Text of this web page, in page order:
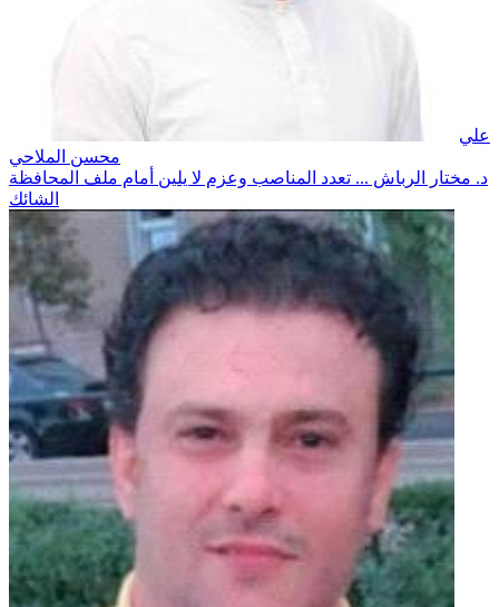
علي
محسن الملاحي
د. مختار الرباش ... تعدد المناصب وعزم لا يلين أمام ملف المحافظة
الشائك